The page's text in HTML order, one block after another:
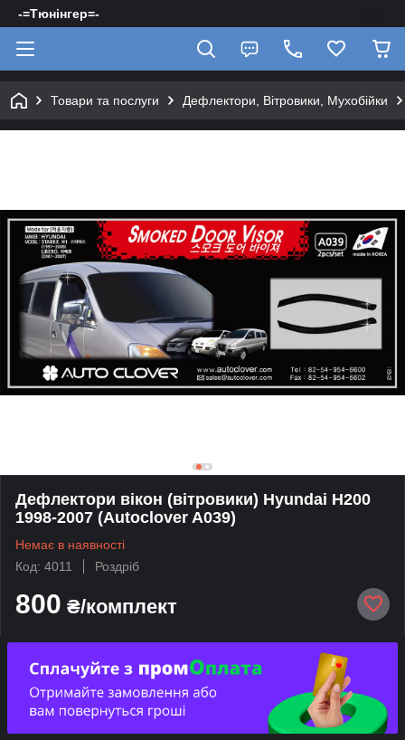
-=Тюнінгер=-
Товари та послуги Дефлектори, Вітровики, Мухобійки
Дефлектори вікон (вітровики) Hyundai H200
1998-2007 (Autoclover A039)
Немає в наявності
Код: 4011
Роздріб
800 ₴/комплект